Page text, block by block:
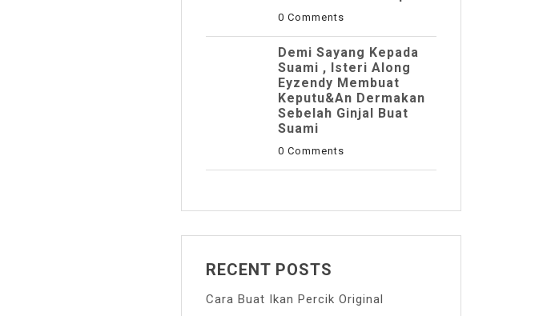
0 Comments
Demi Sayang Kepada
Suami , Isteri Along
Eyzendy Membuat
Keputu&an Dermakan
Sebelah Ginjal Buat
Suami
0 Comments
RECENT POSTS
Cara Buat Ikan Percik Original